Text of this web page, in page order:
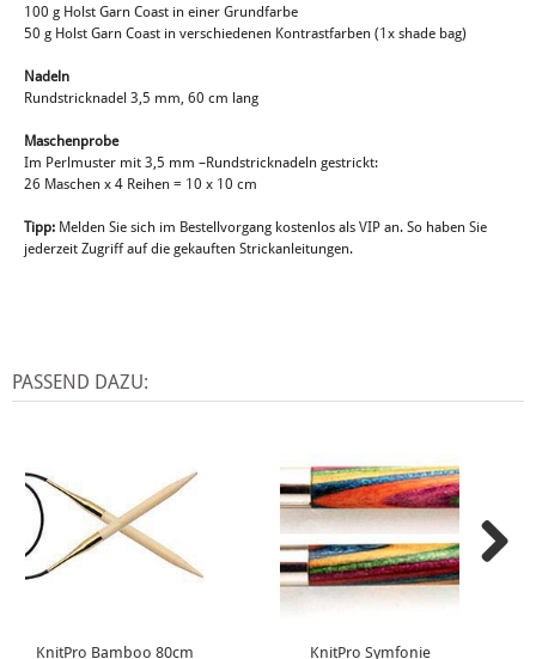
100 g Holst Garn Coast in einer Grundfarbe
50 g Holst Garn Coast in verschiedenen Kontrastfarben (1x shade bag)
Nadeln
Rundstricknadel 3,5 mm, 60 cm lang
Maschenprobe
Im Perlmuster mit 3,5 mm –Rundstricknadeln gestrickt:
26 Maschen x 4 Reihen = 10 x 10 cm
Tipp: Melden Sie sich im Bestellvorgang kostenlos als VIP an. So haben Sie
jederzeit Zugriff auf die gekauften Strickanleitungen.
PASSEND DAZU:
KnitPro Bamboo 80cm KnitPro Symfonie